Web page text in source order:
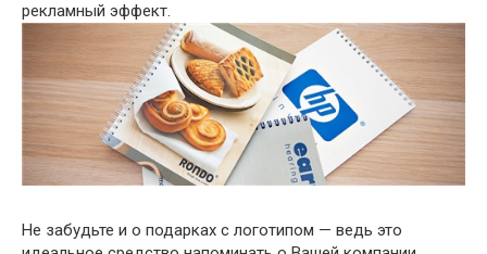
рекламный эффект.
Не забудьте и о подарках с логотипом — ведь это